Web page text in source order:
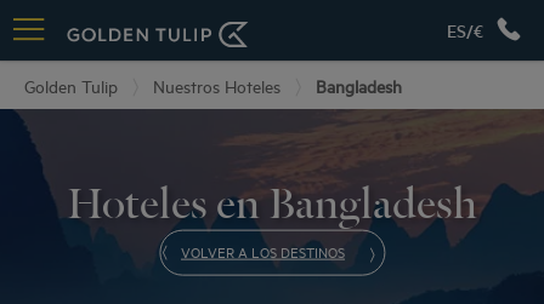
ES/€
Golden Tulip Nuestros Hoteles Bangladesh
Hoteles en Bangladesh
VOLVER A LOS DESTINOS